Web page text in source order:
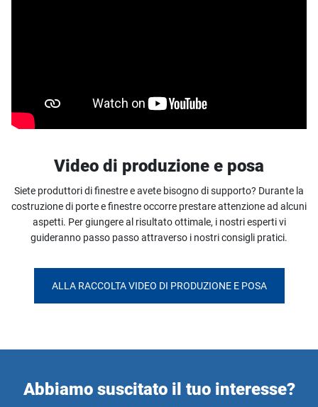
Video di produzione e posa
Siete produttori di finestre e avete bisogno di supporto? Durante la
costruzione di porte e finestre occorre prestare attenzione ad alcuni
aspetti. Per giungere al risultato ottimale, i nostri esperti vi
guideranno passo passo attraverso i nostri consigli pratici.
ALLA RACCOLTA VIDEO DI PRODUZIONE E POSA
Abbiamo suscitato il tuo interesse?